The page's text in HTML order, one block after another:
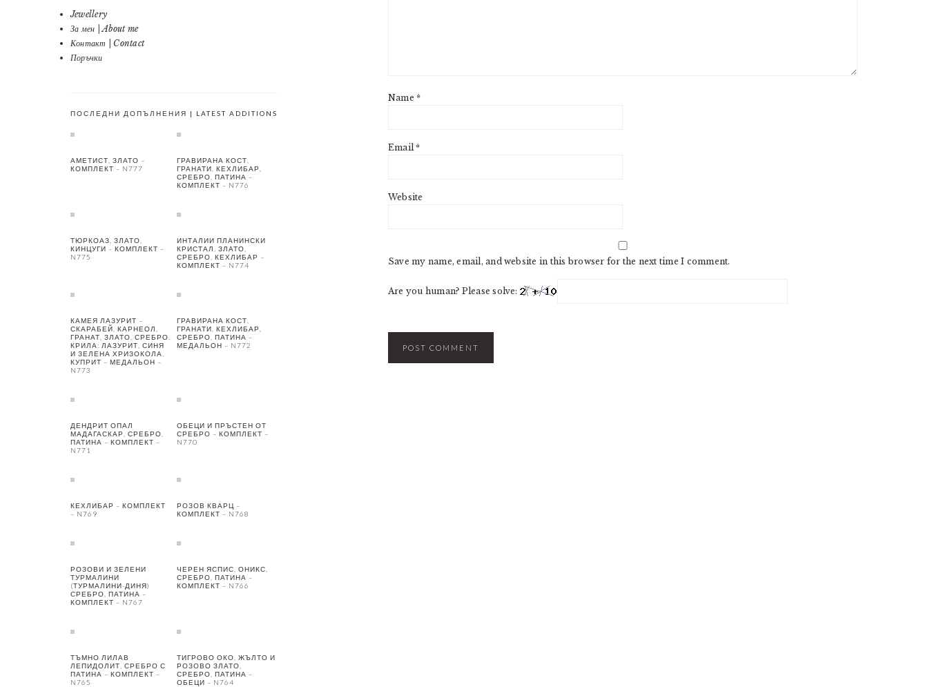
Name*
Email*
Website
Save my name, email, and website in this browser for the next time I comment.
Are you human? Please solve:
Jewellery
За мен | About me
Контакт | Contact
Поръчки
ПОСЛЕДНИ ДОПЪЛНЕНИЯ | LATEST ADDITIONS
АМЕТИСТ, ЗЛАТО –
КОМПЛЕКТ – N777
ГРАВИРАНА КОСТ,
ГРАНАТИ, КЕХЛИБАР,
СРЕБРО, ПАТИНА –
КОМПЛЕКТ – N776
ТЮРКОАЗ, ЗЛАТО,
КИНЦУГИ – КОМПЛЕКТ –
N775
ИНТАЛИИ ПЛАНИНСКИ
КРИСТАЛ, ЗЛАТО,
СРЕБРО, КЕХЛИБАР –
КОМПЛЕКТ – N774
КАМЕЯ ЛАЗУРИТ –
СКАРАБЕЙ, КАРНЕОЛ,
ГРАНАТ, ЗЛАТО, СРЕБРО.
КРИЛА: ЛАЗУРИТ, СИНЯ
И ЗЕЛЕНА ХРИЗОКОЛА,
КУПРИТ – МЕДАЛЬОН –
N773
ГРАВИРАНА КОСТ,
ГРАНАТИ, КЕХЛИБАР,
СРЕБРО, ПАТИНА –
МЕДАЛЬОН – N772
ДЕНДРИТ ОПАЛ
МАДАГАСКАР, СРЕБРО,
ПАТИНА – КОМПЛЕКТ –
N771
ОБЕЦИ И ПРЪСТЕН ОТ
СРЕБРО – КОМПЛЕКТ –
N770
КЕХЛИБАР – КОМПЛЕКТ
– N769
РОЗОВ КВАРЦ –
КОМПЛЕКТ – N768
РОЗОВИ И ЗЕЛЕНИ
ТУРМАЛИНИ
(ТУРМАЛИНИ-ДИНЯ)
СРЕБРО, ПАТИНА –
КОМПЛЕКТ – N767
ЧЕРЕН ЯСПИС, ОНИКС,
СРЕБРО, ПАТИНА –
КОМПЛЕКТ – N766
ТЪМНО ЛИЛАВ
ЛЕПИДОЛИТ, СРЕБРО С
ПАТИНА – КОМПЛЕКТ –
N765
ТИГРОВО ОКО, ЖЪЛТО И
РОЗОВО ЗЛАТО,
СРЕБРО, ПАТИНА –
ОБЕЦИ – N764